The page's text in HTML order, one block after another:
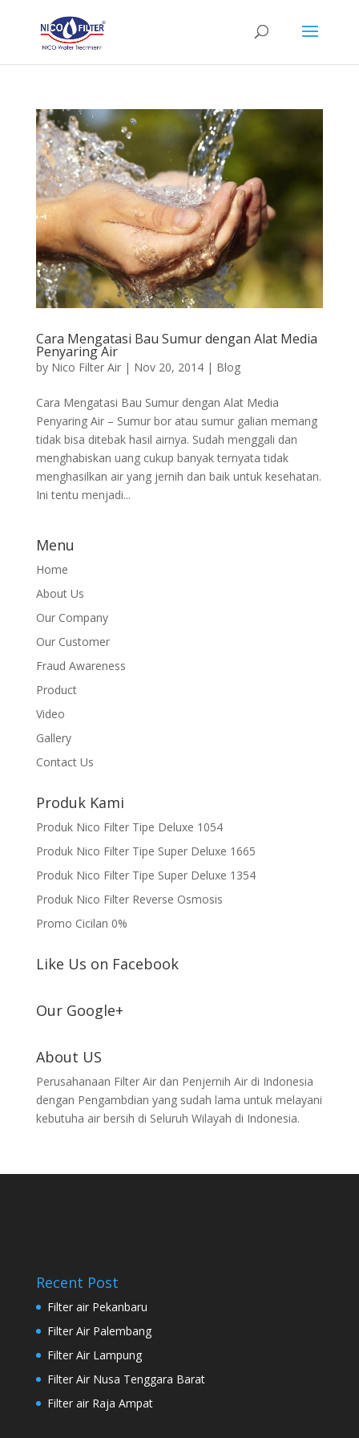
Cara Mengatasi Bau Sumur dengan Alat Media
Penyaring Air
by Nico Filter Air| Nov 20, 2014| Blog
Cara Mengatasi Bau Sumur dengan Alat Media
Penyaring Air – Sumur bor atau sumur galian memang
tidak bisa ditebak hasil airnya. Sudah menggali dan
menghabiskan uang cukup banyak ternyata tidak
menghasilkan air yang jernih dan baik untuk kesehatan.
Ini tentu menjadi...
Menu
Home
About Us
Our Company
Our Customer
Fraud Awareness
Product
Video
Gallery
Contact Us
Produk Kami
Produk Nico Filter Tipe Deluxe 1054
Produk Nico Filter Tipe Super Deluxe 1665
Produk Nico Filter Tipe Super Deluxe 1354
Produk Nico Filter Reverse Osmosis
Promo Cicilan 0%
Like Us on Facebook
Our Google+
About US
Perusahanaan Filter Air dan Penjernih Air di Indonesia
dengan Pengambdian yang sudah lama untuk melayani
kebutuha air bersih di Seluruh Wilayah di Indonesia.
Recent Post
Filter air Pekanbaru
Filter Air Palembang
Filter Air Lampung
Filter Air Nusa Tenggara Barat
Filter air Raja Ampat